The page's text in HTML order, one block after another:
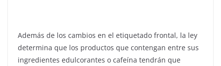
Además de los cambios en el etiquetado frontal, la ley
determina que los productos que contengan entre sus
ingredientes edulcorantes o cafeína tendrán que